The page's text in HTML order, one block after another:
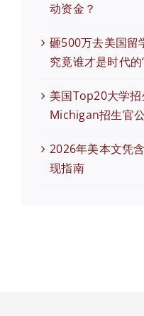
动资金？
砸500万去美国留
究竟谁才是时代的
美国Top20大学
Michigan招生官
2026年美本文凭
现指南